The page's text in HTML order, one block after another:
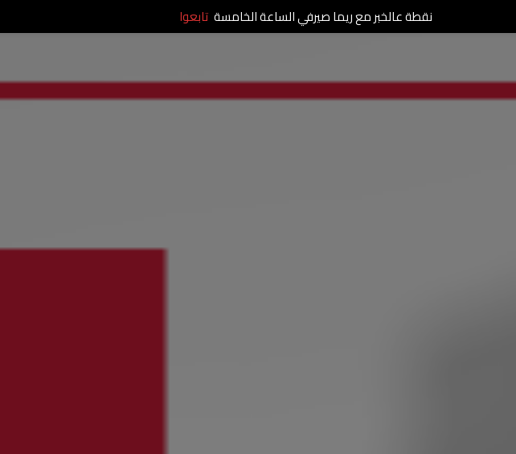
نقطة عالخبر مع ريما صيرفي الساعة الخامسة تابعوا